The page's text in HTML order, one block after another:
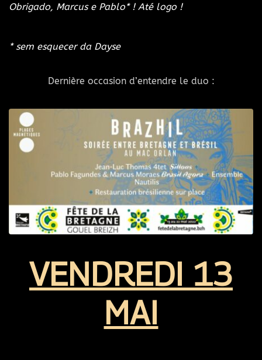
Obrigado, Marcus e Pablo* ! Até logo !
* sem esquecer da Dayse
Dernière occasion d’entendre le duo :
VENDREDI 13
MAI